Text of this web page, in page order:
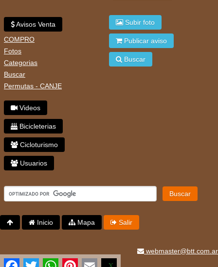
Avisos Venta
COMPRO
Fotos
Categorias
Buscar
Permutas - CANJE
Videos
Bicicleterias
Cicloturismo
Usuarios
Subir foto
Publicar aviso
Buscar
Buscar
Inicio Mapa Salir
webmaster@btt.com.ar
Facebook
Twitter WhatsApp
PinterestEmail